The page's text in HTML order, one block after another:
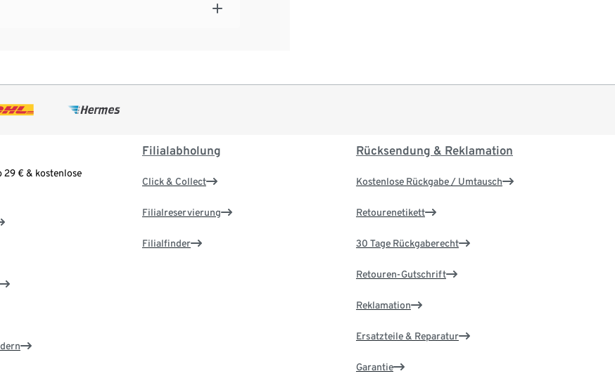
29 € & kostenlose
Filialabholung
Click & Collect
Filialreservierung
Filialfinder
Rücksendung & Reklamation
Kostenlose Rückgabe / Umtausch
Retourenetikett
30 Tage Rückgaberecht
Retouren-Gutschrift
Reklamation
Ersatzteile & Reparatur
Garantie